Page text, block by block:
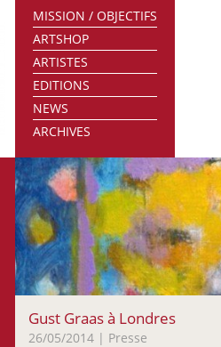
MISSION / OBJECTIFS
ARTSHOP
ARTISTES
EDITIONS
NEWS
ARCHIVES
Gust Graas à Londres
26/05/2014 | Presse